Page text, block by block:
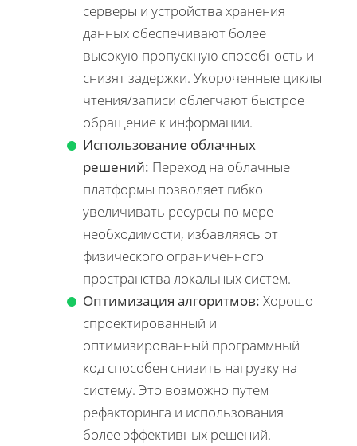
серверы и устройства хранения
данных обеспечивают более
высокую пропускную способность и
снизят задержки. Укороченные циклы
чтения/записи облегчают быстрое
обращение к информации.
Использование облачных
решений: Переход на облачные
платформы позволяет гибко
увеличивать ресурсы по мере
необходимости, избавляясь от
физического ограниченного
пространства локальных систем.
Оптимизация алгоритмов: Хорошо
спроектированный и
оптимизированный программный
код способен снизить нагрузку на
систему. Это возможно путем
рефакторинга и использования
более эффективных решений.